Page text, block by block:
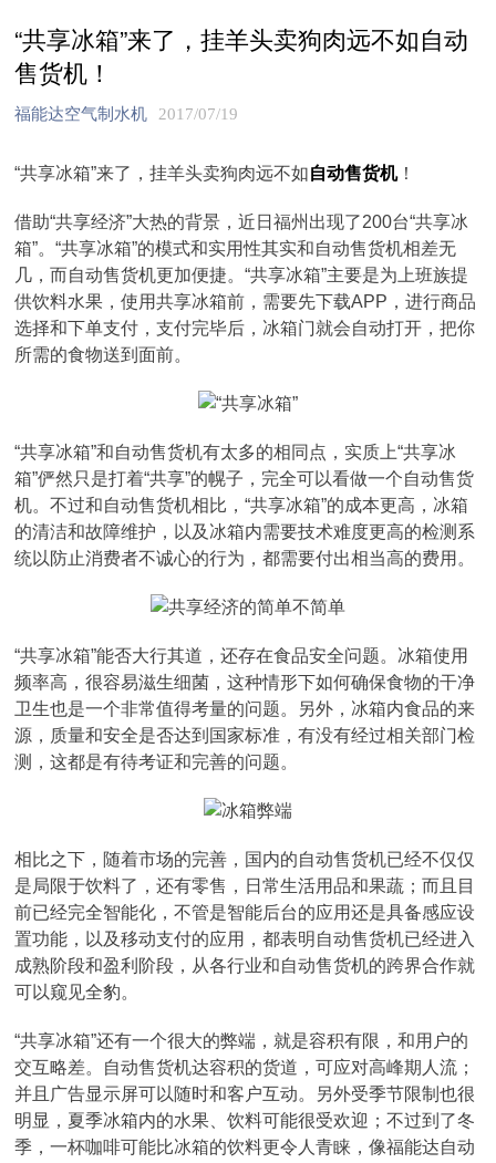
“共享冰箱”来了，挂羊头卖狗肉远不如自动
售货机！
福能达空气制水机 2017/07/19
“共享冰箱”来了，挂羊头卖狗肉远不如自动售货机！
借助“共享经济”大热的背景，近日福州出现了200台“共享冰
箱”。“共享冰箱”的模式和实用性其实和自动售货机相差无
几，而自动售货机更加便捷。“共享冰箱”主要是为上班族提
供饮料水果，使用共享冰箱前，需要先下载APP，进行商品
选择和下单支付，支付完毕后，冰箱门就会自动打开，把你
所需的食物送到面前。
“共享冰箱”和自动售货机有太多的相同点，实质上“共享冰
箱”俨然只是打着“共享”的幌子，完全可以看做一个自动售货
机。不过和自动售货机相比，“共享冰箱”的成本更高，冰箱
的清洁和故障维护，以及冰箱内需要技术难度更高的检测系
统以防止消费者不诚心的行为，都需要付出相当高的费用。
“共享冰箱”能否大行其道，还存在食品安全问题。冰箱使用
频率高，很容易滋生细菌，这种情形下如何确保食物的干净
卫生也是一个非常值得考量的问题。另外，冰箱内食品的来
源，质量和安全是否达到国家标准，有没有经过相关部门检
测，这都是有待考证和完善的问题。
相比之下，随着市场的完善，国内的自动售货机已经不仅仅
是局限于饮料了，还有零售，日常生活用品和果蔬；而且目
前已经完全智能化，不管是智能后台的应用还是具备感应设
置功能，以及移动支付的应用，都表明自动售货机已经进入
成熟阶段和盈利阶段，从各行业和自动售货机的跨界合作就
可以窥见全豹。
“共享冰箱”还有一个很大的弊端，就是容积有限，和用户的
交互略差。自动售货机达容积的货道，可应对高峰期人流；
并且广告显示屏可以随时和客户互动。另外受季节限制也很
明显，夏季冰箱内的水果、饮料可能很受欢迎；不过到了冬
季，一杯咖啡可能比冰箱的饮料更令人青睐，像福能达自动